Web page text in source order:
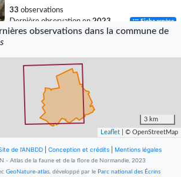
33 observations
Dernière observation en 2023 Fiche espèce
Parus majorLinnaeus, 1758
observations
Dernière observation en
Goéland brun
Larus fuscus
Linnaeus, 1758
Pigeon ramier
observations dans la commune de
3 km
Leaflet | © OpenStreetMap
de l'ANBDD Conception et crédits Mentions légales
- Atlas de la faune et de la flore de Normandie, 2023
GeoNature-atlas, développé par le Parc national des Écrins